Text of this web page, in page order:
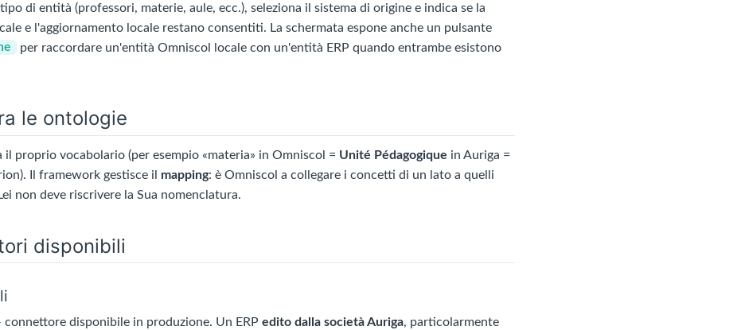
di entità (professori, materie, aule, ecc.), seleziona il sistema di origine e indica se la
e l'aggiornamento locale restano consentiti. La schermata espone anche un pulsante
per raccordare un'entità Omniscol locale con un'entità ERP quando entrambe esistono
le ontologie
il proprio vocabolario (per esempio «materia» in Omniscol = Unité Pédagogique in Auriga =
Il framework gestisce il mapping: è Omniscol a collegare i concetti di un lato a quelli
non deve riscrivere la Sua nomenclatura.
disponibili
connettore disponibile in produzione. Un ERPedito dalla società Auriga, particolarmente